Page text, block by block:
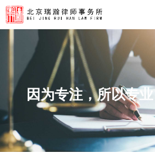
因为专注，所以专业